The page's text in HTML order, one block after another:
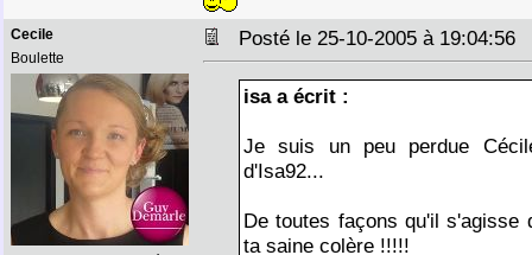
Cecile
Boulette
Posté le 25-10-2005 à 19:04:56
isa a écrit :
Je suis un peu perdue
d'Isa92...
De toutes façons qu'il s'agisse
ta saine colère !!!!!